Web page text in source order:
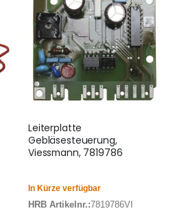
Leiterplatte
Gebläsesteuerung,
Viessmann, 7819786
In Kürze verfügbar
HRB Artikelnr.:7819786VI